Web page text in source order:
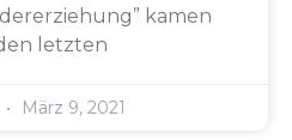
kamen
letzten
März 9, 2021